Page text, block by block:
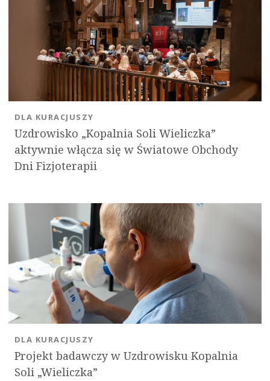
Uzdrowisko „Kopalnia Soli Wieliczka”
aktywnie włącza się w Światowe Obchody
Dni Fizjoterapii
DLA KURACJUSZY
Projekt badawczy w Uzdrowisku Kopalnia
Soli „Wieliczka”
DLA KURACJUSZY